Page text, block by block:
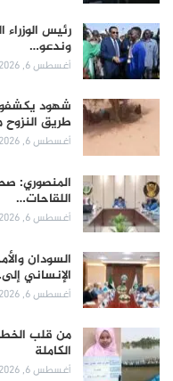
رئيس
وندعو…
أغسطس 6, 2026
طريق
أغسطس 6, 2026
المنصوري:
اللقاحات…
أغسطس 6, 2026
السودان
الإنساني
أغسطس 6, 2026
من قلب
الكاملة
أغسطس 6, 2026